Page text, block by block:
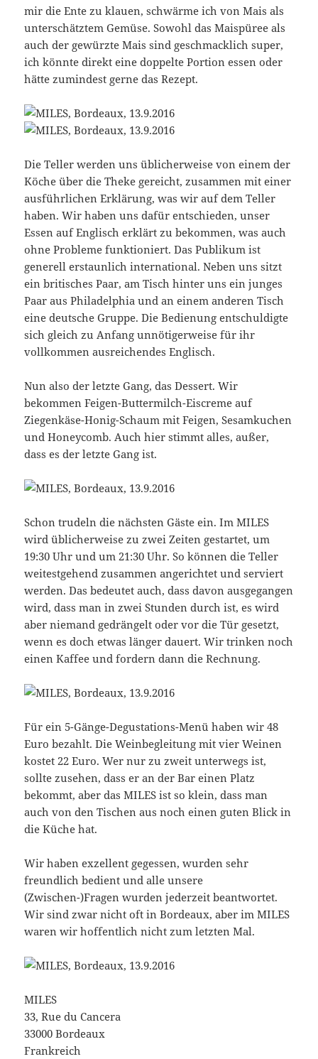
mir die Ente zu klauen, schwärme ich von Mais als
unterschätztem Gemüse. Sowohl das Maispüree als
auch der gewürzte Mais sind geschmacklich super,
ich könnte direkt eine doppelte Portion essen oder
hätte zumindest gerne das Rezept.
Die Teller werden uns üblicherweise von einem der
Köche über die Theke gereicht, zusammen mit einer
ausführlichen Erklärung, was wir auf dem Teller
haben. Wir haben uns dafür entschieden, unser
Essen auf Englisch erklärt zu bekommen, was auch
ohne Probleme funktioniert. Das Publikum ist
generell erstaunlich international. Neben uns sitzt
ein britisches Paar, am Tisch hinter uns ein junges
Paar aus Philadelphia und an einem anderen Tisch
eine deutsche Gruppe. Die Bedienung entschuldigte
sich gleich zu Anfang unnötigerweise für ihr
vollkommen ausreichendes Englisch.
Nun also der letzte Gang, das Dessert. Wir
bekommen Feigen-Buttermilch-Eiscreme auf
Ziegenkäse-Honig-Schaum mit Feigen, Sesamkuchen
und Honeycomb. Auch hier stimmt alles, außer,
dass es der letzte Gang ist.
Schon trudeln die nächsten Gäste ein. Im MILES
wird üblicherweise zu zwei Zeiten gestartet, um
19:30 Uhr und um 21:30 Uhr. So können die Teller
weitestgehend zusammen angerichtet und serviert
werden. Das bedeutet auch, dass davon ausgegangen
wird, dass man in zwei Stunden durch ist, es wird
aber niemand gedrängelt oder vor die Tür gesetzt,
wenn es doch etwas länger dauert. Wir trinken noch
einen Kaffee und fordern dann die Rechnung.
Für ein 5-Gänge-Degustations-Menü haben wir 48
Euro bezahlt. Die Weinbegleitung mit vier Weinen
kostet 22 Euro. Wer nur zu zweit unterwegs ist,
sollte zusehen, dass er an der Bar einen Platz
bekommt, aber das MILES ist so klein, dass man
auch von den Tischen aus noch einen guten Blick in
die Küche hat.
Wir haben exzellent gegessen, wurden sehr
freundlich bedient und alle unsere
(Zwischen-)Fragen wurden jederzeit beantwortet.
Wir sind zwar nicht oft in Bordeaux, aber im MILES
waren wir hoffentlich nicht zum letzten Mal.
MILES
33, Rue du Cancera
33000 Bordeaux
Frankreich